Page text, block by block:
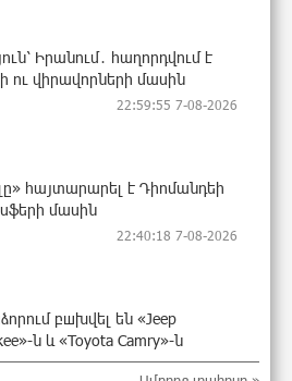
Իրանում․ հաղորդվում է
ու վիրավորների մասին
22:59:55 7-08-2026
հայտարարել է Դիոմանդեի
մասին
22:40:18 7-08-2026
բшխվել են «Jeep
ն և «Toyota Camry»-ն
22:21:15 7-08-2026